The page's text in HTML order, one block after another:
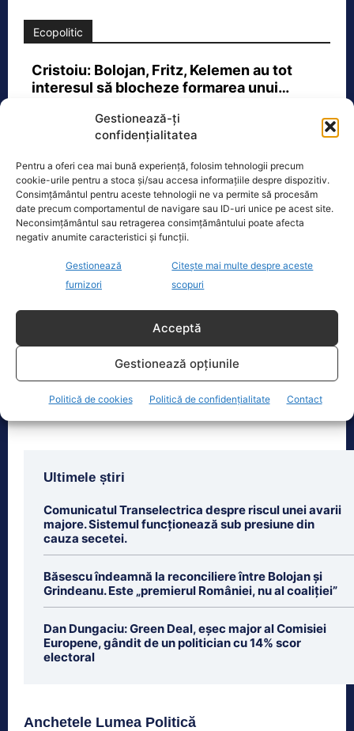
Gestionează-ți
confidențialitatea
Pentru a oferi cea mai bună experiență, folosim tehnologii precum
cookie-urile pentru a stoca și/sau accesa informațiile despre dispozitiv.
Consimțământul pentru aceste tehnologii ne va permite să procesăm
date precum comportamentul de navigare sau ID-uri unice pe acest site.
Neconsimțământul sau retragerea consimțământului poate afecta
negativ anumite caracteristici și funcții.
Gestionează
furnizori
Citește mai multe despre aceste
scopuri
Acceptă
Gestionează opțiunile
Politică de cookies Politică de confidențialitate Contact
Ecopolitic
Cristoiu: Bolojan, Fritz, Kelemen au tot
interesul să blocheze formarea unui…
Ion Cristoiu a lansat, miercuri seară, în
direct la Realitatea PLUS, un atac dur
la adresa lui Ilie Bolojan și
Eclipsa de soare, 12 august 2026. Orașele din România
Eclipsa de soare din 12 august 2026
evenimente astronomice ale anului,
Ultimele știri
Comunicatul Transelectrica despre riscul unei avarii
majore. Sistemul funcționează sub presiune din
cauza secetei.
Băsescu îndeamnă la reconciliere între Bolojan și
Grindeanu. Este „premierul României, nu al coaliției”
Dan Dungaciu: Green Deal, eșec major al Comisiei
Europene, gândit de un politician cu 14% scor
electoral
Anchetele Lumea Politică